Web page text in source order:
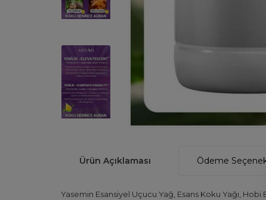
Ürün Açıklaması Ödeme
Yasemin Esansiyel Uçucu Yağ, Esans Koku Yağı,